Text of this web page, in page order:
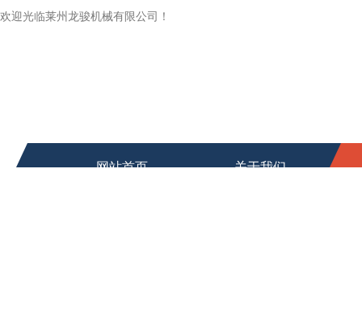
欢迎光临莱州龙骏机械有限公司！
网站首页 关于我们